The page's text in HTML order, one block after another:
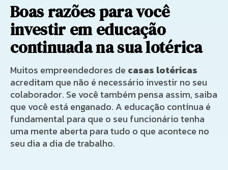
Boas razões para você
investir em educação
continuada na sua lotérica
Muitos empreendedores de casas lotéricas
acreditam que não é necessário investir no seu
colaborador. Se você também pensa assim, saiba
que você está enganado. A educação contínua é
fundamental para que o seu funcionário tenha
uma mente aberta para tudo o que acontece no
seu dia a dia de trabalho.